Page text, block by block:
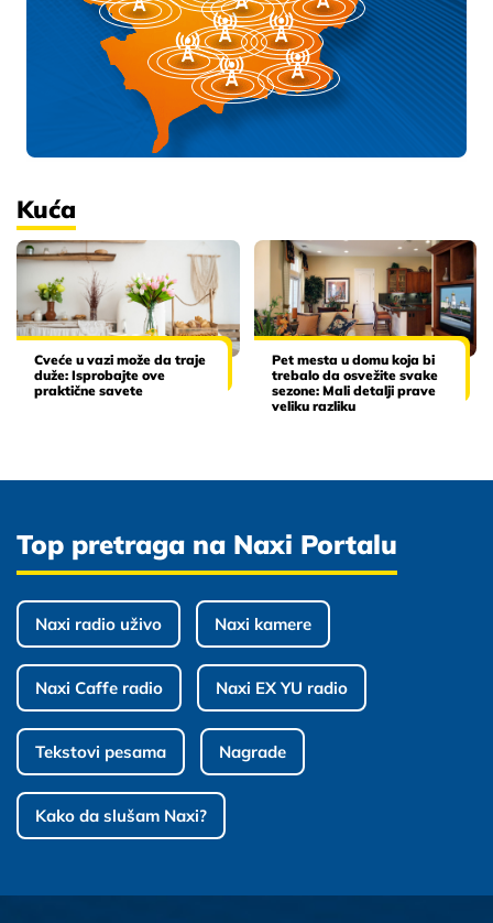
Kuća
Cveće u vazi može da traje
duže: Isprobajte ove
praktične savete
Pet mesta u domu koja bi
trebalo da osvežite svake
sezone: Mali detalji prave
veliku razliku
Top pretraga na Naxi Portalu
Naxi radio uživo Naxi kamere
Naxi Caffe radio Naxi EX YU radio
Tekstovi pesama Nagrade
Kako da slušam Naxi?